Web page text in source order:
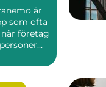
är
som ofta
företag